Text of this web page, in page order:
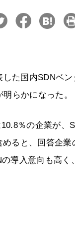
た国内SDNベン
らかになった。
％の企業が、
ると、回答企業
導入意向も高く